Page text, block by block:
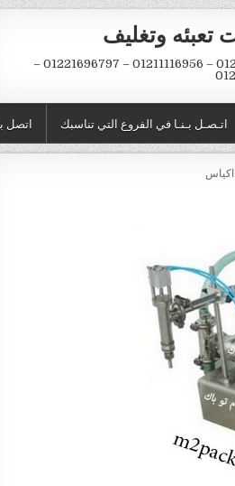
تعبئه وتغليف
01211116954 – 01211116956 – 01221696797 –
اتصل اتـصـل بـنـا في الفروع التي تناسبك